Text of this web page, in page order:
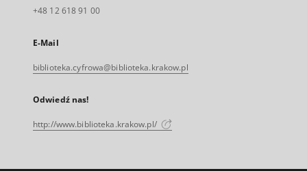
+48 12 618 91 00
E-Mail
biblioteka.cyfrowa@biblioteka.krakow.pl
Odwiedź nas!
http://www.biblioteka.krakow.pl/